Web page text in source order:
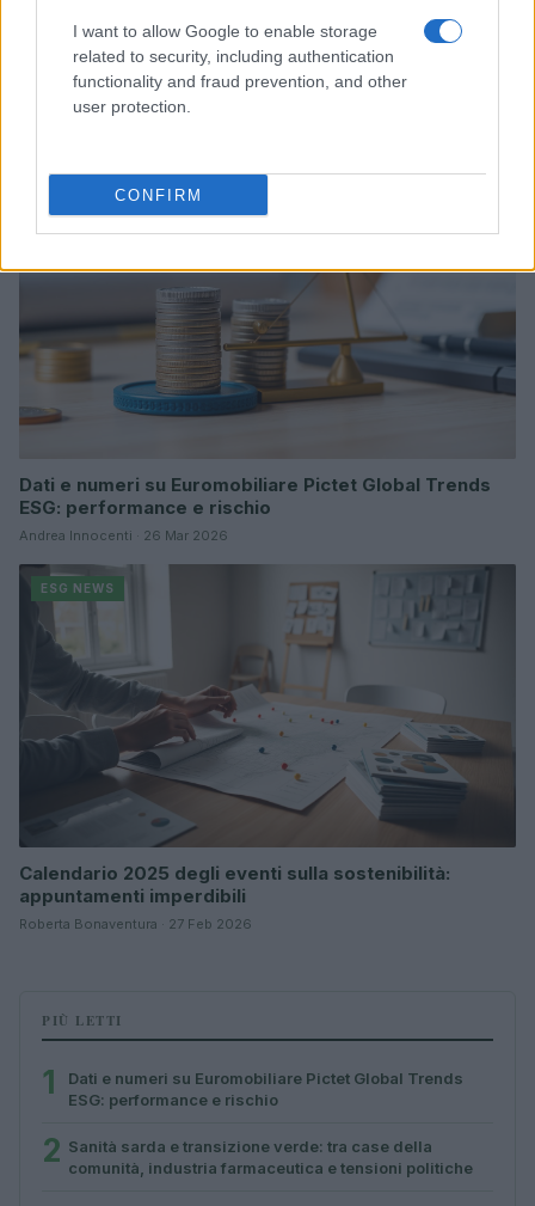
I want to allow Google to enable storage
related to security, including authentication
functionality and fraud prevention, and other
user protection.
CONFIRM
Sanità sarda e transizione verde: tra case della
comunità, industria farmaceutica e tensioni politiche
Dati e numeri su Euromobiliare Pictet Global Trends
ESG: performance e rischio
Andrea Innocenti · 26 Mar 2026
ESG NEWS
Calendario 2025 degli eventi sulla sostenibilità:
appuntamenti imperdibili
Roberta Bonaventura · 27 Feb 2026
PIÙ LETTI
1
Dati e numeri su Euromobiliare Pictet Global Trends
ESG: performance e rischio
2 Sanità sarda e transizione verde: tra case della
comunità, industria farmaceutica e tensioni politiche